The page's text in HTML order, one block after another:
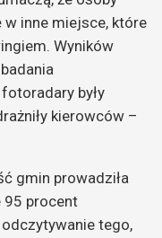
w inne miejsce, które
Wyników
były
kierowców –
gmin prowadziła
95 procent
tego,